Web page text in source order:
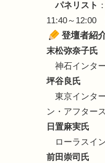
パネリスト
11:40～12:00
登壇者紹
末松弥奈子氏
神石インタ
坪谷良氏
東京インタ
ン・アフター
日置麻実氏
ローラスイ
前田崇司氏